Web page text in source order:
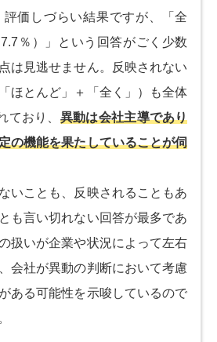
価しづらい結果ですが、「全
％）」という回答がごく少数
は見逃せません。反映されない
ほとんど」＋「全く」）も全体
ており、 異動は会社主導であり
の機能を果たしていることが伺
いことも、反映されることもあ
も言い切れない回答が最多であ
扱いが企業や状況によって左右
会社が異動の判断において考慮
ある可能性を示唆しているので